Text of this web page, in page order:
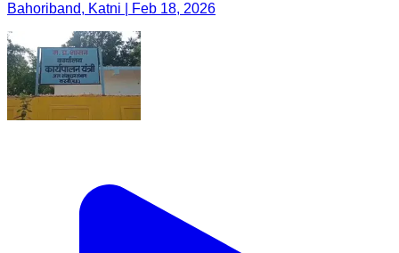
Bahoriband, Katni | Feb 18, 2026